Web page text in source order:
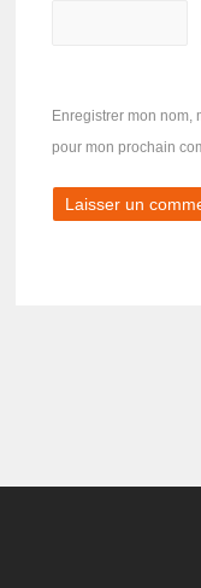
Enregistrer mon nom,
pour mon prochain